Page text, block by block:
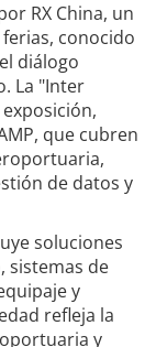
RX China, un
conocido
diálogo
La "Inter
que cubren
de datos y
soluciones
sistemas de
y
refleja la
y